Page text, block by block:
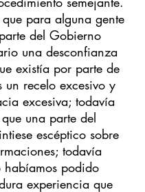
para alguna gente
del Gobierno
una desconfianza
existía por parte de
un recelo excesivo y
excesiva; todavía
una parte del
escéptico sobre
todavía
habíamos podido
experiencia que